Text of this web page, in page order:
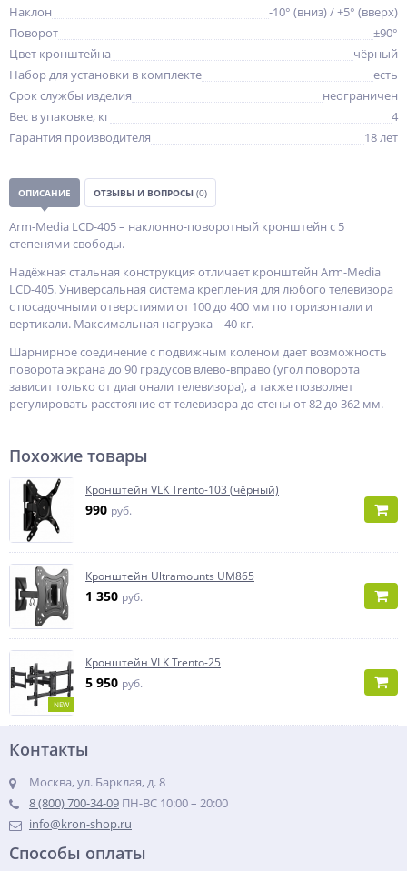
Наклон
-10° (вниз) / +5° (вверх)
Поворот
±90°
Цвет кронштейна
чёрный
Набор для установки в комплекте
есть
Срок службы изделия
неограничен
Вес в упаковке, кг
4
Гарантия производителя
18 лет
ОПИСАНИЕ ОТЗЫВЫ И ВОПРОСЫ (0)
Arm-Media LCD-405 – наклонно-поворотный кронштейн с 5
степенями свободы.
Надёжная стальная конструкция отличает кронштейн Arm-Media
LCD-405. Универсальная система крепления для любого телевизора
с посадочными отверстиями от 100 до 400 мм по горизонтали и
вертикали. Максимальная нагрузка – 40 кг.
Шарнирное соединение с подвижным коленом дает возможность
поворота экрана до 90 градусов влево-вправо (угол поворота
зависит только от диагонали телевизора), а также позволяет
регулировать расстояние от телевизора до стены от 82 до 362 мм.
Похожие товары
Кронштейн VLK Trento-103 (чёрный)
990 руб.
Кронштейн Ultramounts UM865
1 350 руб.
NEW
Кронштейн VLK Trento-25
5 950 руб.
Контакты
Москва, ул. Барклая, д. 8
8 (800) 700-34-09 ПН-ВС 10:00 – 20:00
info@kron-shop.ru
Способы оплаты